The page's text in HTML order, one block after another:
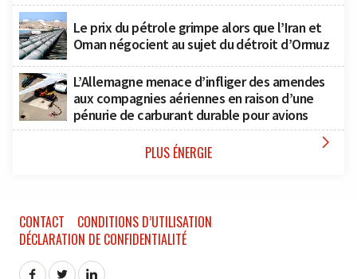
Le prix du pétrole grimpe alors que l’Iran et
Oman négocient au sujet du détroit d’Ormuz
L’Allemagne menace d’infliger des amendes
aux compagnies aériennes en raison d’une
pénurie de carburant durable pour avions
PLUS ÉNERGIE 
CONTACT
CONDITIONS D’UTILISATION
DÉCLARATION DE CONFIDENTIALITÉ